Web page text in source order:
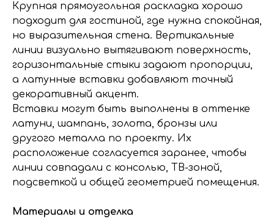
Крупная прямоугольная раскладка хорошо
подходит для гостиной, где нужна спокойная,
но выразительная стена. Вертикальные
линии визуально вытягивают поверхность,
горизонтальные стыки задают пропорции,
а латунные вставки добавляют точный
декоративный акцент.
Вставки могут быть выполнены в оттенке
латуни, шампань, золота, бронзы или
другого металла по проекту. Их
расположение согласуется заранее, чтобы
линии совпадали с консолью, ТВ-зоной,
подсветкой и общей геометрией помещения.
Материалы и отделка